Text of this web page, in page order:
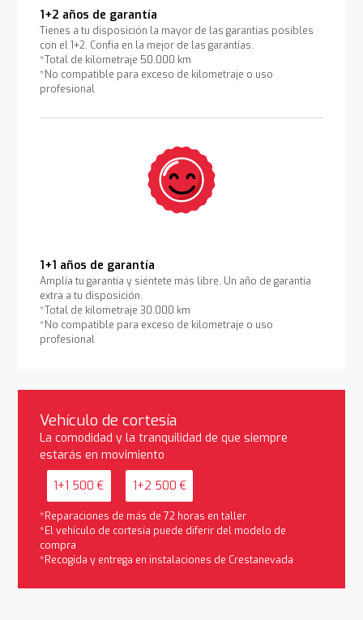
1+2 años de garantía
Tienes a tu disposición la mayor de las garantías posibles
con el 1+2. Confía en la mejor de las garantías.
*Total de kilometraje 50.000 km
*No compatible para exceso de kilometraje o uso
profesional
1+1 años de garantía
Amplía tu garantía y siéntete más libre. Un año de garantía
extra a tu disposición.
*Total de kilometraje 30.000 km
*No compatible para exceso de kilometraje o uso
profesional
Vehículo de cortesía
La comodidad y la tranquilidad de que siempre
estarás en movimiento
1+1 500 € 1+2 500 €
*Reparaciones de más de 72 horas en taller
*El vehículo de cortesía puede diferir del modelo de
compra
*Recogida y entrega en instalaciones de Crestanevada